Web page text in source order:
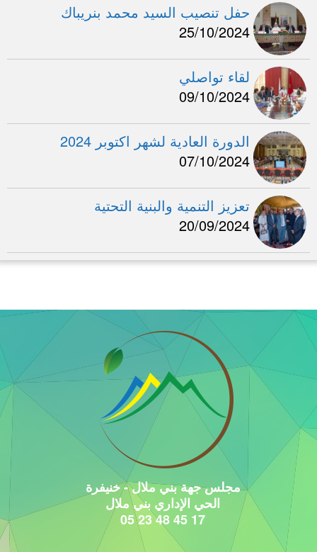
حفل تنصيب السيد محمد بنريباك
25/10/2024
لقاء تواصلي
09/10/2024
الدورة العادية لشهر اكتوبر 2024
07/10/2024
تعزيز التنمية والبنية التحتية
20/09/2024
مجلس جهة بني ملال - خنيفرة
الحي الإداري بني ملال
17 45 48 23 05